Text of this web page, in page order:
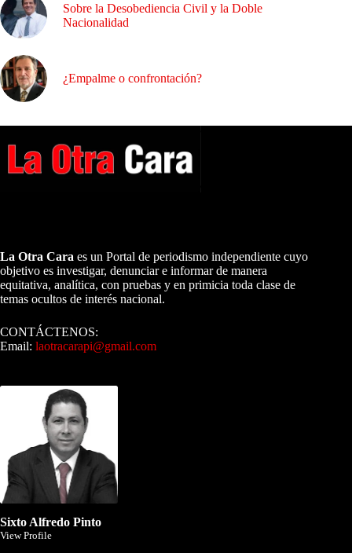
Sobre la Desobediencia Civil y la Doble
Nacionalidad
¿Empalme o confrontación?
La Otra Cara es un Portal de periodismo independiente cuyo
objetivo es investigar, denunciar e informar de manera
equitativa, analítica, con pruebas y en primicia toda clase de
temas ocultos de interés nacional.
CONTÁCTENOS:
Email: laotracarapi@gmail.com
Sixto Alfredo Pinto
View Profile